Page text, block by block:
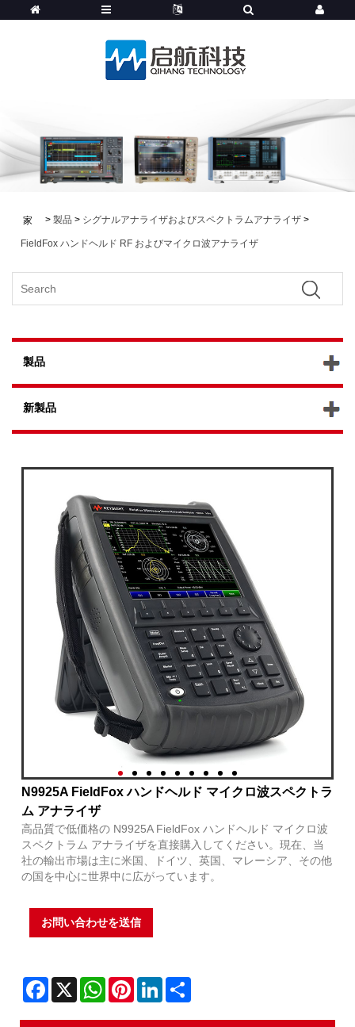
家 > 製品 > シグナルアナライザおよびスペクトラムアナライザ >
FieldFox ハンドヘルド RF およびマイクロ波アナライザ
製品
新製品
N9925A FieldFox ハンドヘルド マイクロ波スペクトラ
ム アナライザ
高品質で低価格の N9925A FieldFox ハンドヘルド マイクロ波
スペクトラム アナライザを直接購入してください。現在、当
社の輸出市場は主に米国、ドイツ、英国、マレーシア、その他
の国を中心に世界中に広がっています。
お問い合わせを送信
Facebook
X WhatsAppPinterestLinkedIn